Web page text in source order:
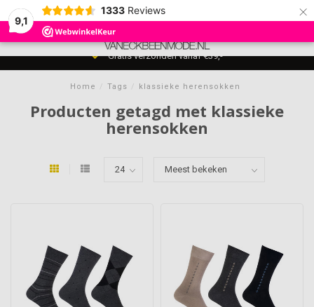
9,1
1333 Reviews ×
MENU
0
Gratis verzonden vanaf €39,-
Home / Tags / klassieke herensokken
Producten getagd met klassieke
herensokken